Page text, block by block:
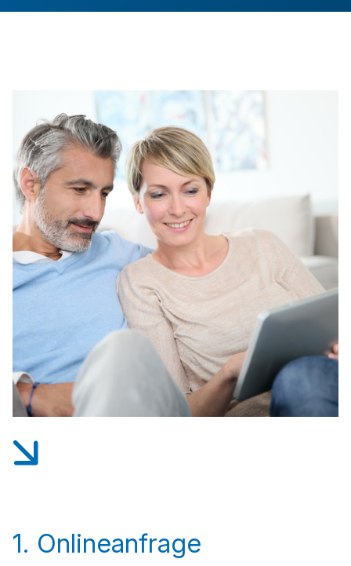
1. Onlineanfrage